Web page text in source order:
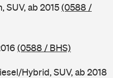
SUV, ab 2015(0588 /
(0588 / BHS)
Hybrid, SUV, ab 2018